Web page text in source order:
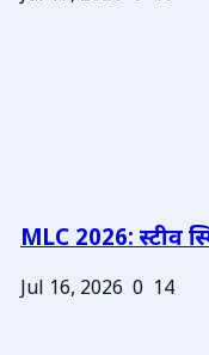
MLC 2026: स्टीव
Jul 16, 2026 0 14